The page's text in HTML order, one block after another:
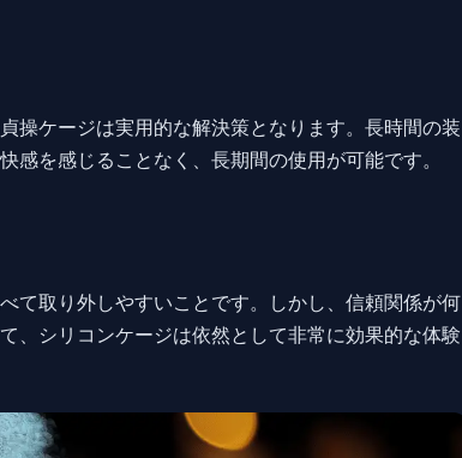
操ケージは実用的な解決策となります。長時間の装
を感じることなく、長期間の使用が可能です。
て取り外しやすいことです。しかし、信頼関係が何
、シリコンケージは依然として非常に効果的な体験